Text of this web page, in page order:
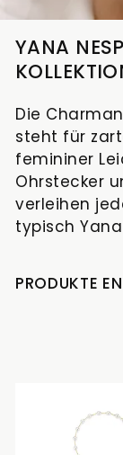
YANA
Die
steht für
femininer
Ohrstecker
verleihen
typisch
PRODUKTE